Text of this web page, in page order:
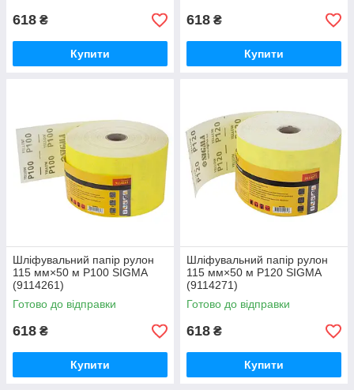
618 ₴
Купити
618 ₴
Купити
Шліфувальний папір рулон
115 мм×50 м P100 SIGMA
(9114261)
Готово до відправки
618 ₴
Купити
Шліфувальний папір рулон
115 мм×50 м P120 SIGMA
(9114271)
Готово до відправки
618 ₴
Купити